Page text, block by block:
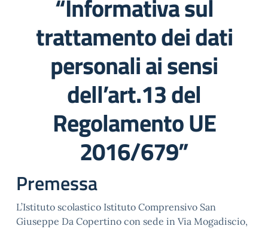
“Informativa sul
trattamento dei dati
personali ai sensi
dell’art.13 del
Regolamento UE
2016/679”
Premessa
L’Istituto scolastico Istituto Comprensivo San
Giuseppe Da Copertino con sede in Via Mogadiscio,